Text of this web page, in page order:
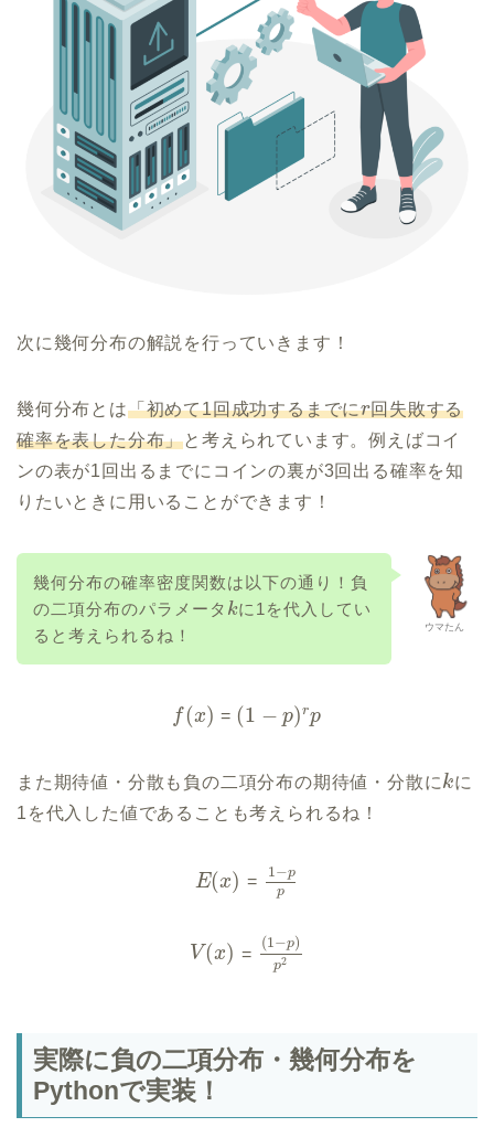
次に幾何分布の解説を行っていきます！
幾何分布とは「初めて1回成功するまでにr回失敗する
確率を表した分布」と考えられています。例えばコイ
ンの表が1回出るまでにコインの裏が3回出る確率を知
りたいときに用いることができます！
ウマたん
幾何分布の確率密度関数は以下の通り！負
の二項分布のパラメータ kに1を代入してい
ると考えられるね！
f(x) = (1 − p)rp
また期待値・分散も負の二項分布の期待値・分散にkに
1を代入した値であることも考えられるね！
E(x) =
1−p
p
V (x) =
(1−p)
p2
実際に負の二項分布・幾何分布を
Pythonで実装！